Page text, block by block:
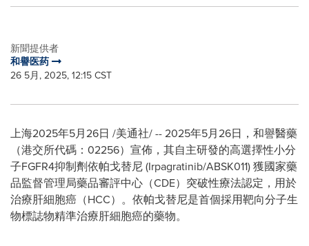
新聞提供者
和譽医药
26 5月, 2025, 12:15 CST
上海2025年5月26日 /美通社/ -- 2025年5月26日，和譽醫藥
（港交所代碼：02256）宣佈，其自主研發的高選擇性小分
子FGFR4抑制劑依帕戈替尼 (Irpagratinib/ABSK011) 獲國家藥
品監督管理局藥品審評中心（CDE）突破性療法認定，用於
治療肝細胞癌（HCC）。依帕戈替尼是首個採用靶向分子生
物標誌物精準治療肝細胞癌的藥物。